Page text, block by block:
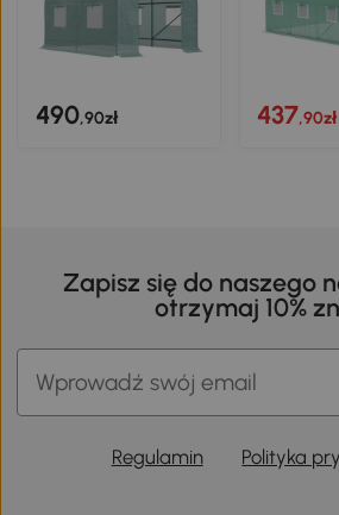
490,90zł 437,90zł
Zapisz się do naszego
otrzymaj 10%
Regulamin Polityka